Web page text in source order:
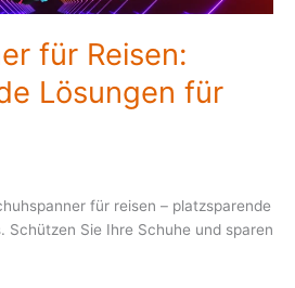
für Reisen:
Lösungen für
für reisen – platzsparende
Schützen Sie Ihre Schuhe und sparen